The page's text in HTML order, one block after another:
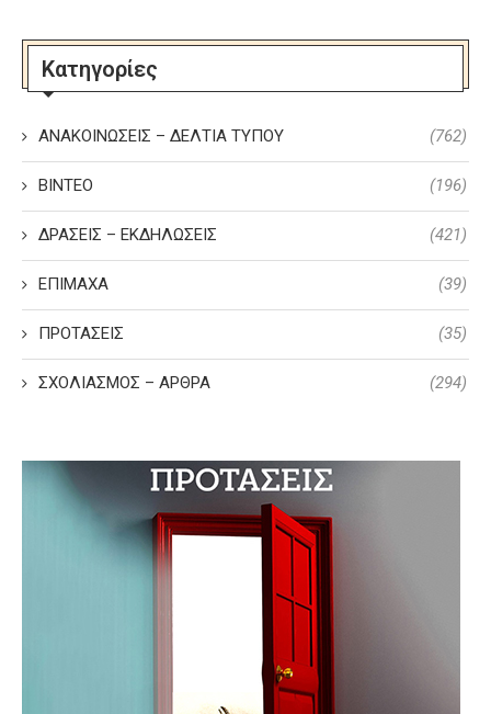
Κατηγορίες
ΑΝΑΚΟΙΝΩΣΕΙΣ – ΔΕΛΤΙΑ ΤΥΠΟΥ (762)
ΒΙΝΤΕΟ (196)
ΔΡΑΣΕΙΣ – ΕΚΔΗΛΩΣΕΙΣ (421)
ΕΠΙΜΑΧΑ (39)
ΠΡΟΤΑΣΕΙΣ (35)
ΣΧΟΛΙΑΣΜΟΣ – ΑΡΘΡΑ (294)